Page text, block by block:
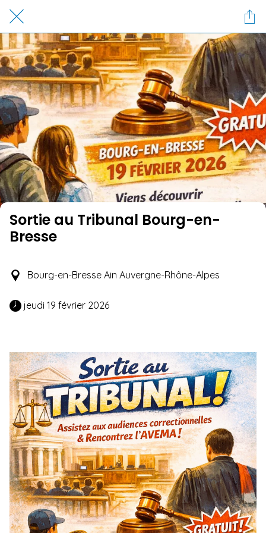
Sortie au Tribunal Bourg-en-
Bresse
Bourg-en-Bresse Ain Auvergne-Rhône-Alpes
jeudi 19 février 2026